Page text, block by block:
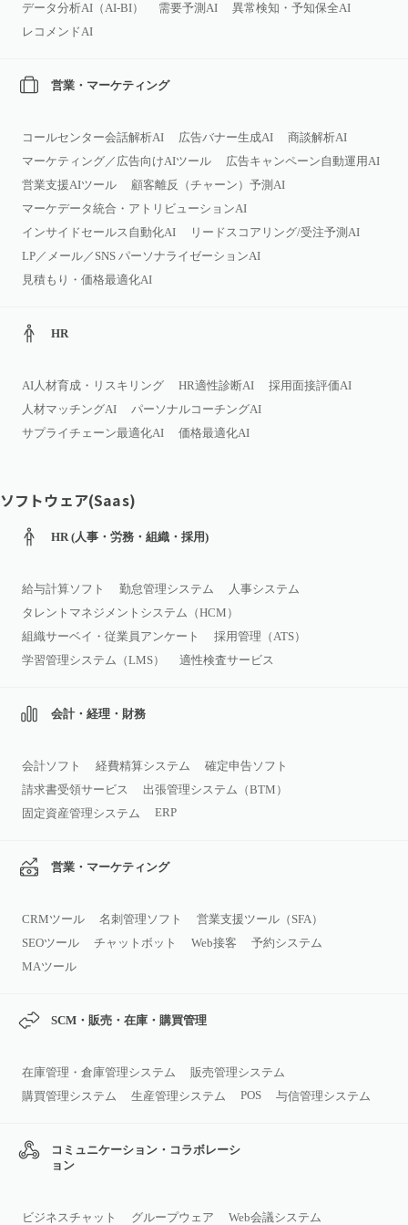
データ分析AI（AI‑BI） 需要予測AI
異常検知・予知保全AI
レコメンドAI
営業・マーケティング
コールセンター会話解析AI 広告バナー生成AI
商談解析AI
マーケティング／広告向けAIツール
広告キャンペーン自動運用AI
営業支援AIツール
顧客離反（チャーン）予測AI
マーケデータ統合・アトリビューションAI
インサイドセールス自動化AI
リードスコアリング/受注予測AI
LP／メール／SNS パーソナライゼーションAI
見積もり・価格最適化AI
HR
AI人材育成・リスキリング HR適性診断AI
採用面接評価AI
人材マッチングAI
パーソナルコーチングAI
サプライチェーン最適化AI
価格最適化AI
ソフトウェア(Saas)
HR (人事・労務・組織・採用)
給与計算ソフト 勤怠管理システム
人事システム
タレントマネジメントシステム（HCM）
組織サーベイ・従業員アンケート
採用管理（ATS）
学習管理システム（LMS）
適性検査サービス
会計・経理・財務
会計ソフト 経費精算システム
確定申告ソフト
請求書受領サービス
出張管理システム（BTM）
固定資産管理システム
ERP
営業・マーケティング
CRMツール 名刺管理ソフト
営業支援ツール（SFA）
SEOツール
チャットボット Web接客
予約システム
MAツール
SCM・販売・在庫・購買管理
在庫管理・倉庫管理システム
販売管理システム
購買管理システム
生産管理システム POS 与信管理システム
コミュニケーション・コラボレーシ
ョン
ビジネスチャット グループウェア
Web会議システム